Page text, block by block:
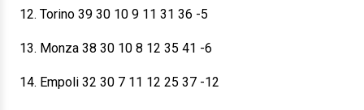
12. Torino 39 30 10 9 11 31 36 -5
13. Monza 38 30 10 8 12 35 41 -6
14. Empoli 32 30 7 11 12 25 37 -12